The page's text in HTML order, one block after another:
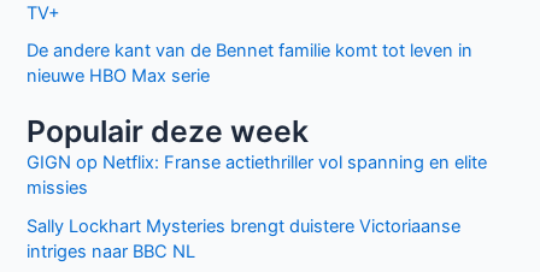
TV+
De andere kant van de Bennet familie komt tot leven in
nieuwe HBO Max serie
Populair deze week
GIGN op Netflix: Franse actiethriller vol spanning en elite
missies
Sally Lockhart Mysteries brengt duistere Victoriaanse
intriges naar BBC NL